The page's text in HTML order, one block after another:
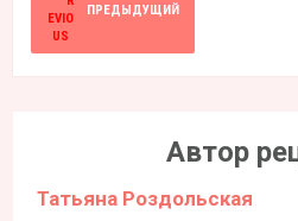
ПРЕДЫДУЩИЙ
Автор
Татьяна Роздольская